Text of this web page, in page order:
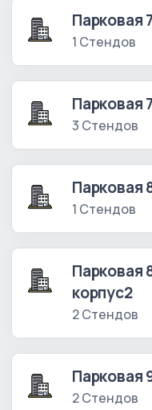
Парковая
1 Стендов
Парковая
3 Стендов
Парковая
1 Стендов
Парковая
корпус2
2 Стендов
Парковая
2 Стендов